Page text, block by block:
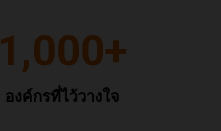
1,000+
องค์กรที่ไว้วางใจ